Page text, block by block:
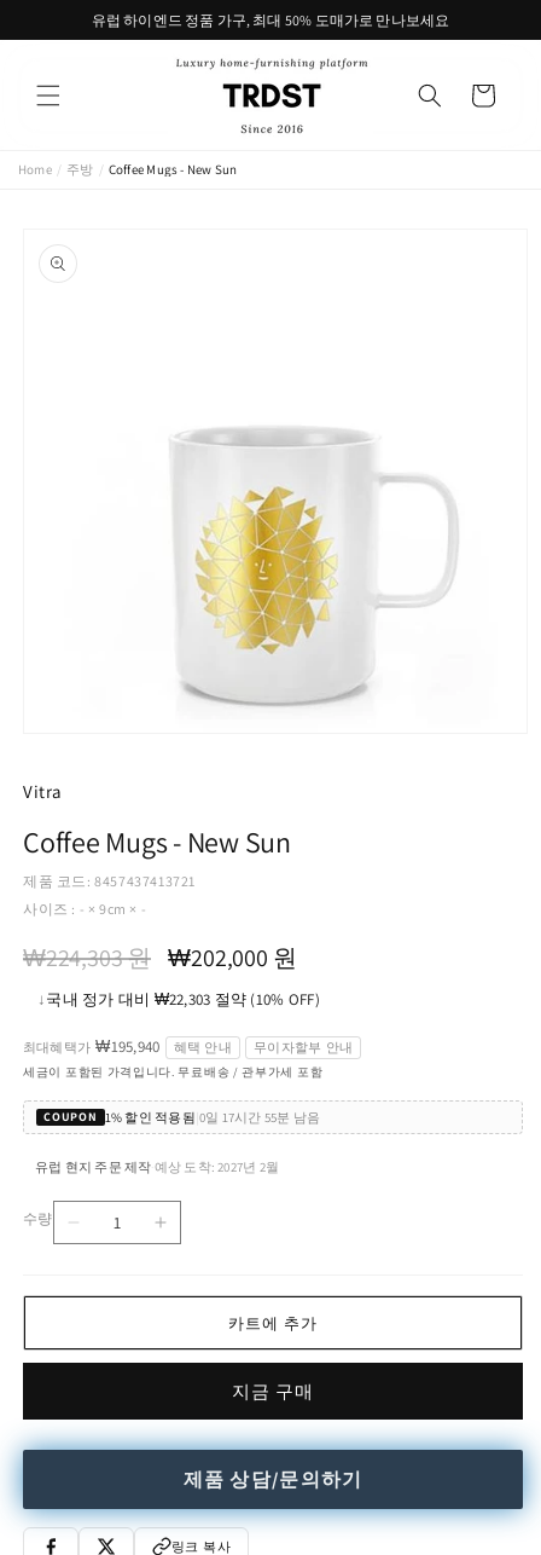
로 건너유럽 하이엔드 정품 가구, 최대 50% 도매가로 만나보세요
트
Home / 주방 / Coffee Mugs - New Sun
보로 건
너뛰기
에
미
디
어
열
Vitra
Coffee Mugs - New Sun
제품 코드: 8457437413721
사이즈 : - × 9cm × -
정
₩224,303 원
할
가
₩202,000 원
↓국내 정가 대비 ₩22,303 절약 (10% OFF)
최대혜택가 ₩195,940 혜택 안내 무이자할부 안내
세금이 포함된 가격입니다. 무료배송 / 관부가세 포함
COUPON 1% 할인 적용됨 |0일 17시간 55분 남음
유럽 현지 주문 제작 예상 도착: 2027년 2월
수량
Coffee
수
줄
임
Coffee
수
늘
림
카트에 추가
지금 구매
제품 상담/문의하기
링크 복사